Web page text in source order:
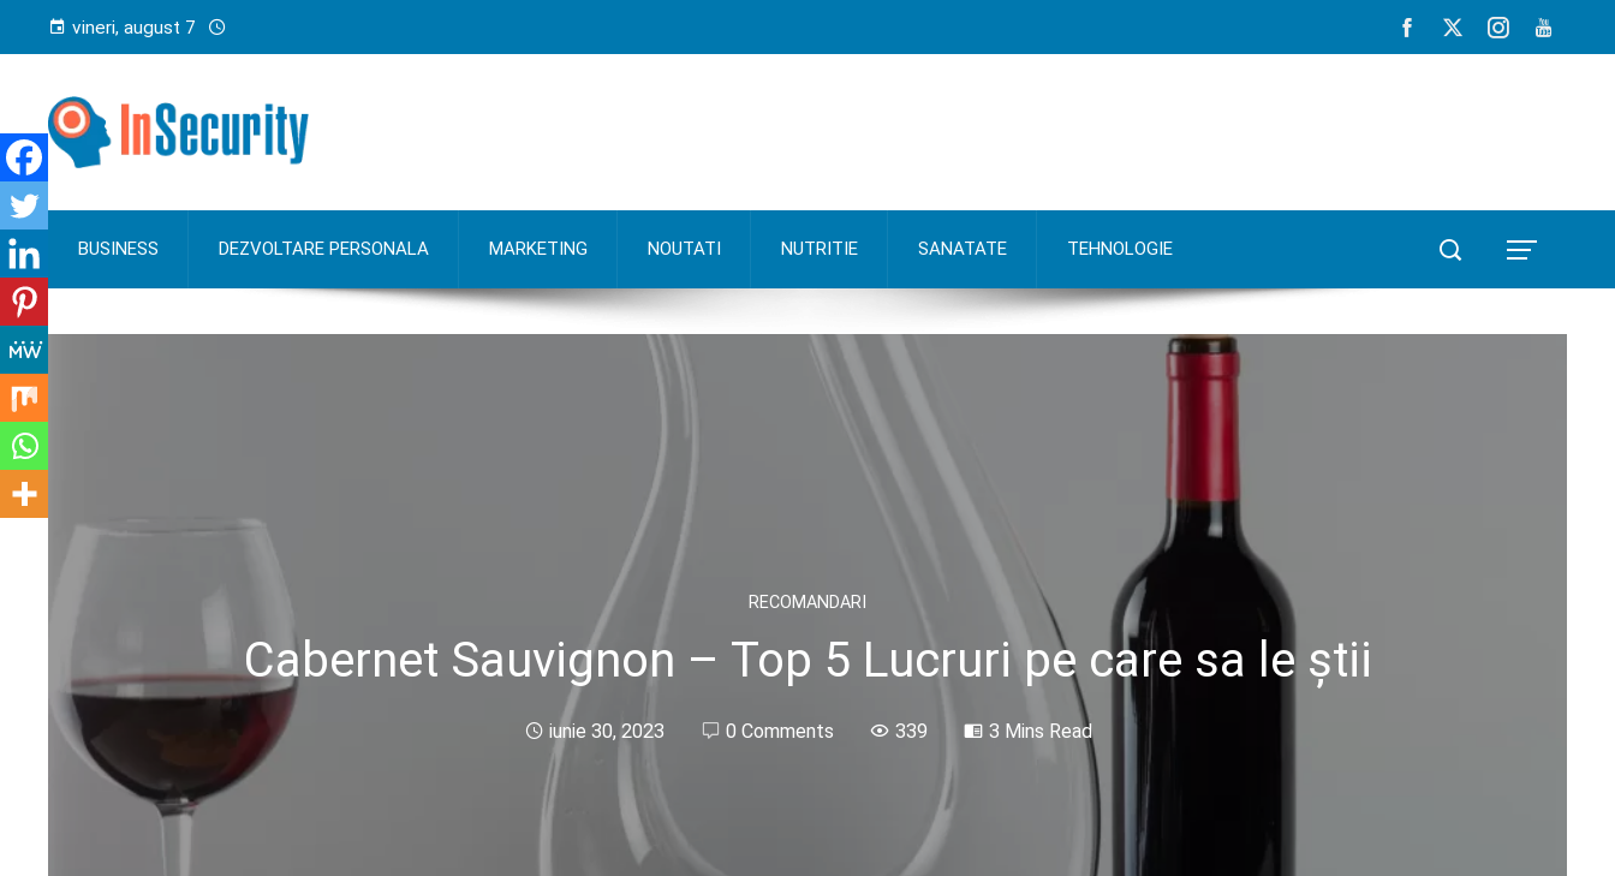
vineri, august 7
BUSINESS DEZVOLTARE PERSONALA MARKETING NOUTATI NUTRITIE SANATATE TEHNOLOGIE
RECOMANDARI
Cabernet Sauvignon – Top 5 Lucruri pe care sa le știi
iunie 30, 2023 0 Comments 339 3 Mins Read